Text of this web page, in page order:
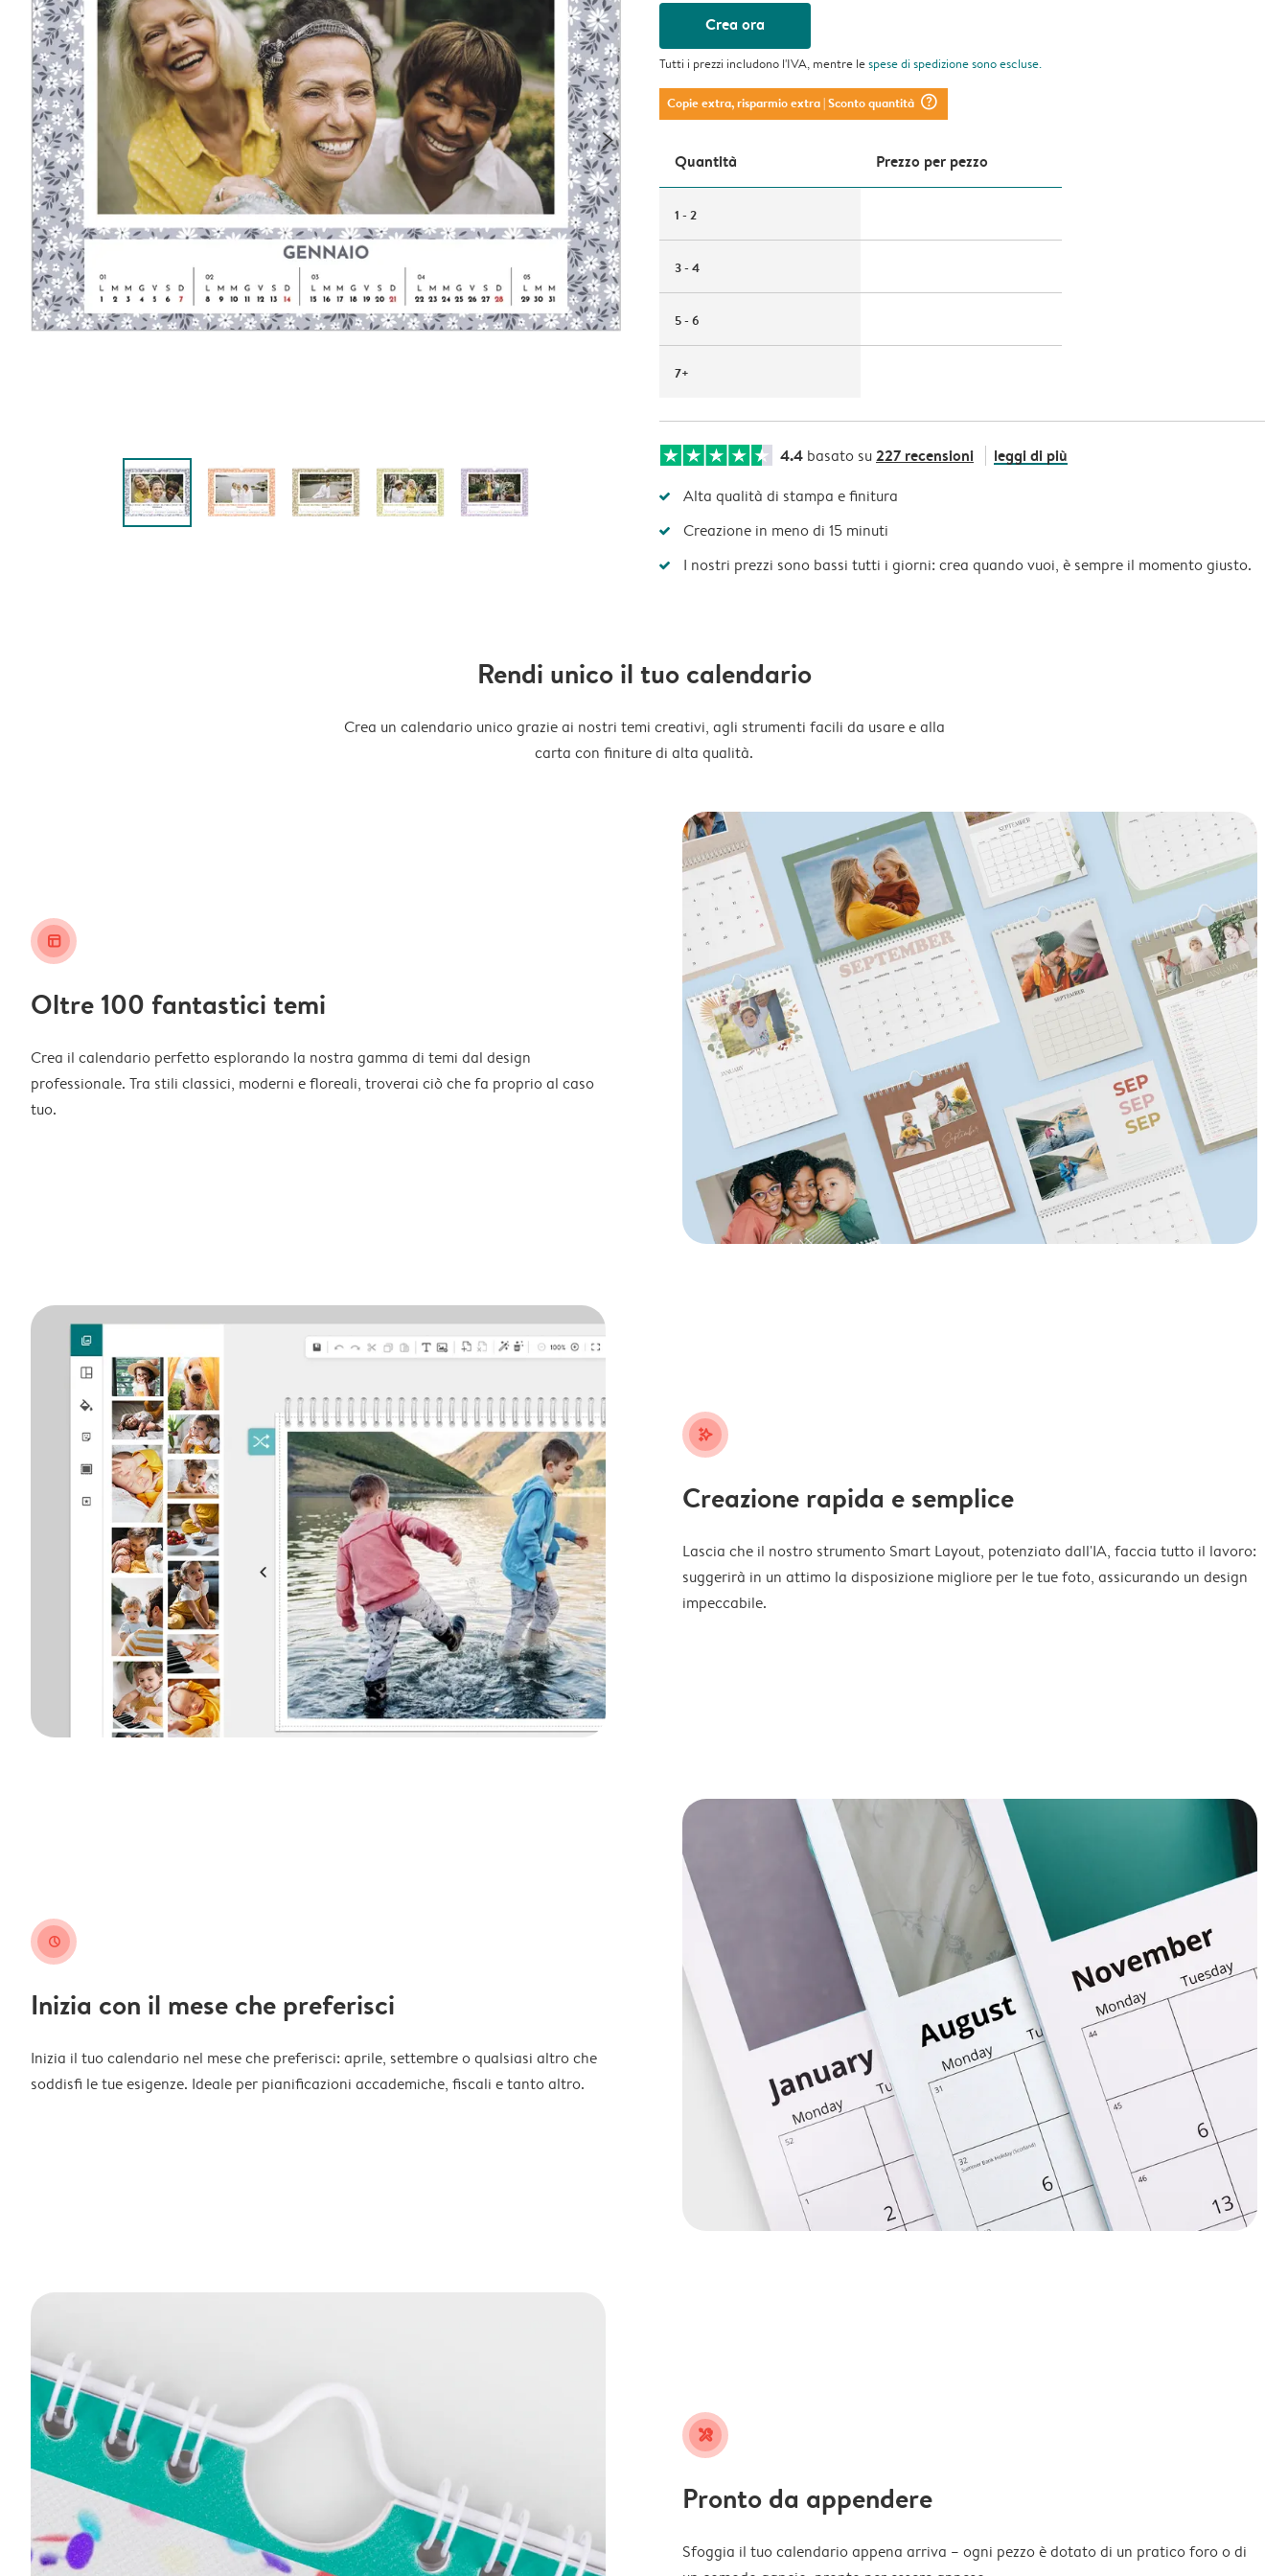
Crea ora
Tutti i prezzi includono l'IVA, mentre lespese di spedizionesono escluse.
Copie extra, risparmio extra| Sconto quantità question_mark_circle
Quantità Prezzo per pezzo
1 - 2
3 - 4
5 - 6
7+
4.4 basato su227 recensioni leggi di più
Alta qualità di stampa e finitura
Creazione in meno di 15 minuti
I nostri prezzi sono bassi tutti i giorni: crea quando vuoi, è sempre il momento giusto.
Rendi unico il tuo calendario
Crea un calendario unico grazie ai nostri temi creativi, agli strumenti facili da usare e alla
carta con finiture di alta qualità.
layout_alt
Oltre 100 fantastici temi
Crea il calendario perfetto esplorando la nostra gamma di temi dal design
professionale. Tra stili classici, moderni e floreali, troverai ciò che fa proprio al caso
tuo.
stars_plus
Creazione rapida e semplice
Lascia che il nostro strumento Smart Layout, potenziato dall'IA, faccia tutto il lavoro:
suggerirà in un attimo la disposizione migliore per le tue foto, assicurando un design
impeccabile.
clock
Inizia con il mese che preferisci
Inizia il tuo calendario nel mese che preferisci: aprile, settembre o qualsiasi altro che
soddisfi le tue esigenze. Ideale per pianificazioni accademiche, fiscali e tanto altro.
tools
Pronto da appendere
Sfoggia il tuo calendario appena arriva – ogni pezzo è dotato di un pratico foro o di